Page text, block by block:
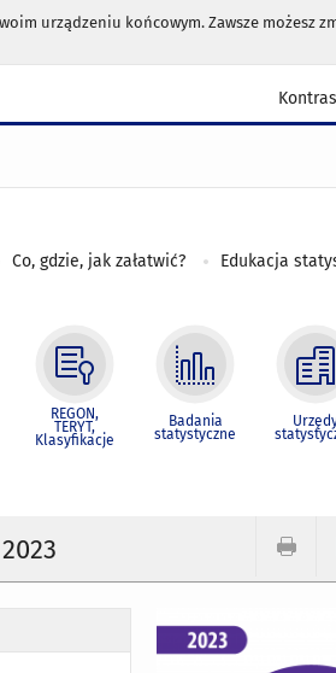
urządzeniu końcowym. Zawsze możesz
Co, gdzie, jak załatwić? Edukacja
REGON,
TERYT,
Klasyfikacje
Badania
statystyczne